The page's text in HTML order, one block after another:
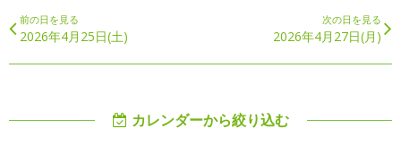
前の日を見る
2026年4月25日(土)
次の日を見る
2026年4月27日(月)
カレンダーから絞り込む